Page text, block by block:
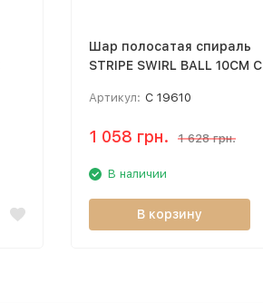
Шар полосатая спираль
STRIPE SWIRL BALL 10CM C
Артикул: C 19610
1 058 грн. 1 628 грн.
В наличии
В корзину